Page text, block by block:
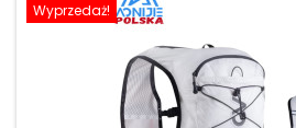
Wyprzedaż!